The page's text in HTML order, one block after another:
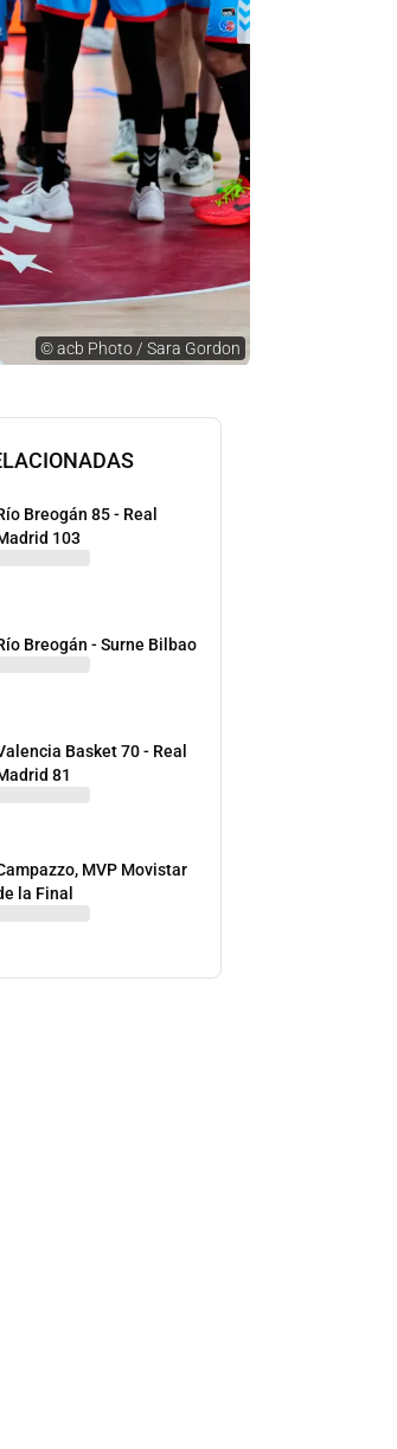
©acb Photo / Sara Gordon
Breogán 85 - Real
103
Breogán - Surne Bilbao
Basket 70 - Real
81
MVP Movistar
la Final